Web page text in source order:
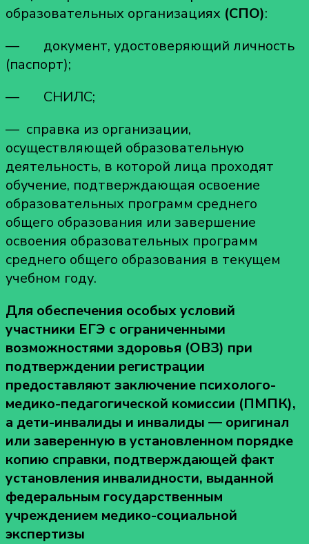
образовательных организациях (СПО):
— документ, удостоверяющий личность
(паспорт);
— СНИЛС;
— справка из организации,
осуществляющей образовательную
деятельность, в которой лица проходят
обучение, подтверждающая освоение
образовательных программ среднего
общего образования или завершение
освоения образовательных программ
среднего общего образования в текущем
учебном году.
Для обеспечения особых условий
участники ЕГЭ с ограниченными
возможностями здоровья (ОВЗ) при
подтверждении регистрации
предоставляют заключение психолого-
медико-педагогической комиссии (ПМПК),
а дети-инвалиды и инвалиды — оригинал
или заверенную в установленном порядке
копию справки, подтверждающей факт
установления инвалидности, выданной
федеральным государственным
учреждением медико-социальной
экспертизы